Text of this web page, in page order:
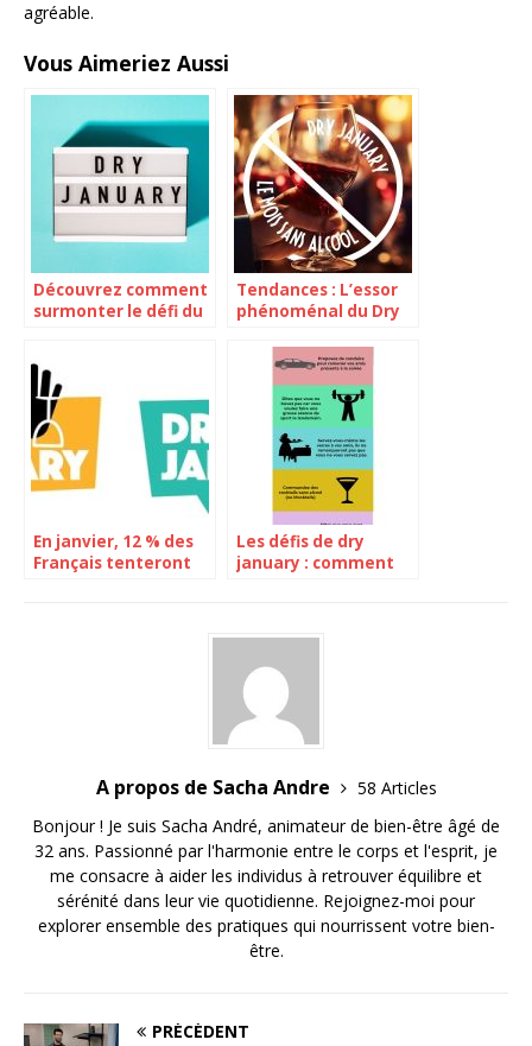
agréable.
Vous Aimeriez Aussi
Découvrez comment
surmonter le défi du
30 jours sans alcool !
Tendances : L’essor
phénoménal du Dry
consommation de
vin sans alcool
En janvier, 12 % des
Français tenteront
Les défis de dry
january : comment
A propos de Sacha Andre
58 Articles
Bonjour ! Je suis Sacha André, animateur de bien-être âgé de
32 ans. Passionné par l'harmonie entre le corps et l'esprit, je
me consacre à aider les individus à retrouver équilibre et
sérénité dans leur vie quotidienne. Rejoignez-moi pour
explorer ensemble des pratiques qui nourrissent votre bien-
être.
PRÉCÉDENT